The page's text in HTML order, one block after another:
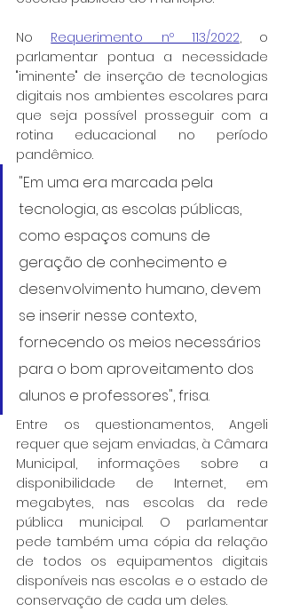
No Requerimento nº 113/2022, o
parlamentar pontua a necessidade
"iminente" de inserção de tecnologias
digitais nos ambientes escolares para
que seja possível prosseguir com a
rotina educacional no período
pandêmico.
"Em uma era marcada pela
tecnologia, as escolas públicas,
como espaços comuns de
geração de conhecimento e
desenvolvimento humano, devem
se inserir nesse contexto,
fornecendo os meios necessários
para o bom aproveitamento dos
alunos e professores", frisa.
Entre os questionamentos, Angeli
requer que sejam enviadas, à Câmara
Municipal, informações sobre a
disponibilidade de Internet, em
megabytes, nas escolas da rede
pública municipal. O parlamentar
pede também uma cópia da relação
de todos os equipamentos digitais
disponíveis nas escolas e o estado de
conservação de cada um deles.